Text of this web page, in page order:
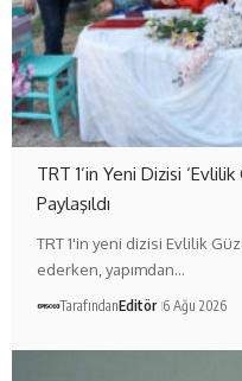
TRT 1’in Yeni Dizisi
Paylaşıldı
TRT 1'in yeni dizisi Evlilik
ederken, yapımdan…
TarafındanEditör 6 Ağu 2026